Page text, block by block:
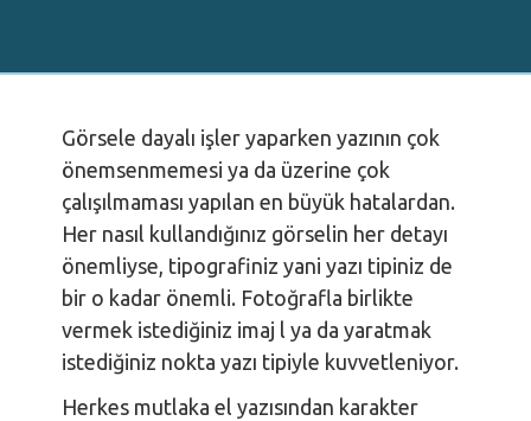
Görsele dayalı işler yaparken yazının çok
önemsenmemesi ya da üzerine çok
çalışılmaması yapılan en büyük hatalardan.
Her nasıl kullandığınız görselin her detayı
önemliyse, tipografiniz yani yazı tipiniz de
bir o kadar önemli. Fotoğrafla birlikte
vermek istediğiniz imaj l ya da yaratmak
istediğiniz nokta yazı tipiyle kuvvetleniyor.
Herkes mutlaka el yazısından karakter